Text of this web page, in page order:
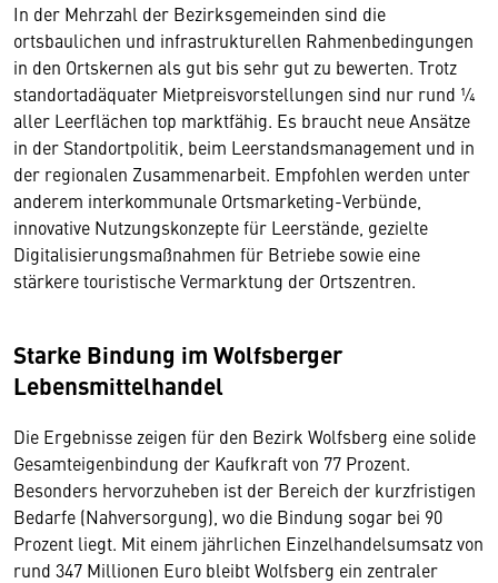
In der Mehrzahl der Bezirksgemeinden sind die
ortsbaulichen und infrastrukturellen Rahmenbedingungen
in den Ortskernen als gut bis sehr gut zu bewerten. Trotz
standortadäquater Mietpreisvorstellungen sind nur rund ¼
aller Leerflächen top marktfähig. Es braucht neue Ansätze
in der Standortpolitik, beim Leerstandsmanagement und in
der regionalen Zusammenarbeit. Empfohlen werden unter
anderem interkommunale Ortsmarketing-Verbünde,
innovative Nutzungskonzepte für Leerstände, gezielte
Digitalisierungsmaßnahmen für Betriebe sowie eine
stärkere touristische Vermarktung der Ortszentren.
Starke Bindung im Wolfsberger
Lebensmittelhandel
Die Ergebnisse zeigen für den Bezirk Wolfsberg eine solide
Gesamteigenbindung der Kaufkraft von 77 Prozent.
Besonders hervorzuheben ist der Bereich der kurzfristigen
Bedarfe (Nahversorgung), wo die Bindung sogar bei 90
Prozent liegt. Mit einem jährlichen Einzelhandelsumsatz von
rund 347 Millionen Euro bleibt Wolfsberg ein zentraler